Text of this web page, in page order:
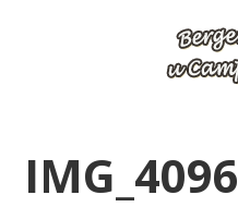
IMG_4096